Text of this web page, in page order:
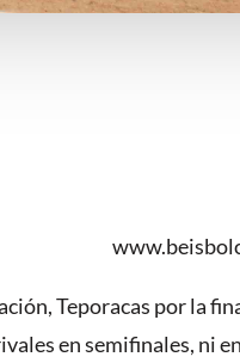
Teporacas por la
en semifinales, ni